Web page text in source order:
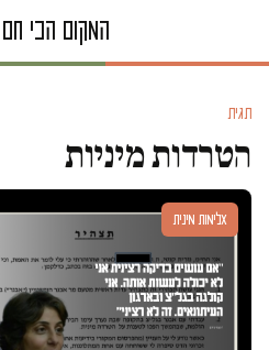
תגית
הטרדות מיניות
אלימות מינית